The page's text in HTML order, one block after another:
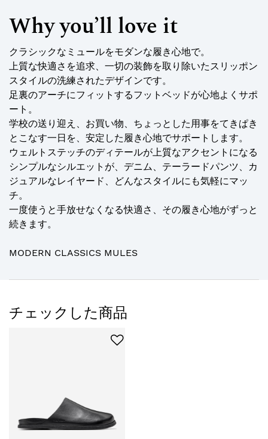
Why you’ll love it
クラシックなミュールをモダンな履き心地で。
上質な快適さを追求、一切の装飾を取り除いたスリッポン
スタイルの洗練されたデザインです。
足裏のアーチにフィットするフットベッドが心地よくサポ
ート。
学校の送り迎え、お買い物、ちょっとした用事をてきぱき
とこなす一日を、安定した履き心地でサポートします。
ウェルトステッチのディテールが上質なアクセントになる
シンプルなシルエットが、デニム、テーラードパンツ、カ
ジュアルなレイヤード、どんなスタイルにも気軽にマッ
チ。
一度使うと手放せなくなる快適さ、その履き心地がずっと
続きます。
MODERN CLASSICS MULES
チェックした商品